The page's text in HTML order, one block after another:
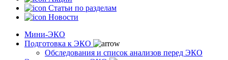
Статьи по разделам
Новости
Мини-ЭКО
Подготовка к ЭКО
Обследования и список анализов перед ЭКО